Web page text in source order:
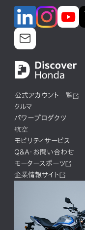
公式アカウント一覧
クルマ
パワープロダクツ
航空
モビリティサービス
Q&A・お問い合わせ
モータースポーツ
企業情報サイト